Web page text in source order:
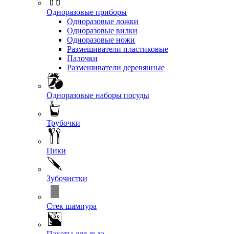
Одноразовые приборы
Одноразовые ложки
Одноразовые вилки
Одноразовые ножи
Размешиватели пластиковые
Палочки
Размешиватели деревянные
Одноразовые наборы посуды
Трубочки
Пики
Зубочистки
Стек шампура